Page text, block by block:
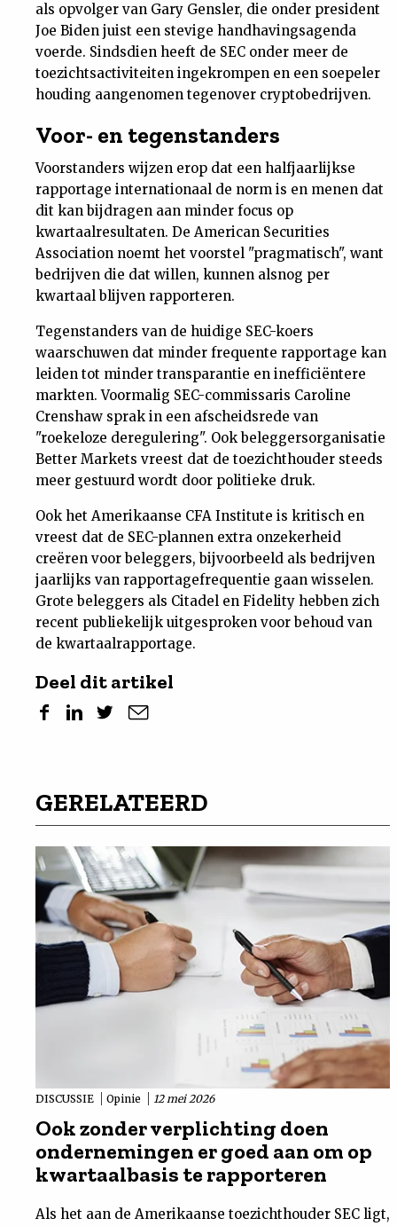
als opvolger van Gary Gensler, die onder president
Joe Biden juist een stevige handhavingsagenda
voerde. Sindsdien heeft de SEC onder meer de
toezichtsactiviteiten ingekrompen en een soepeler
houding aangenomen tegenover cryptobedrijven.
Voor- en tegenstanders
Voorstanders wijzen erop dat een halfjaarlijkse
rapportage internationaal de norm is en menen dat
dit kan bijdragen aan minder focus op
kwartaalresultaten. De American Securities
Association noemt het voorstel "pragmatisch", want
bedrijven die dat willen, kunnen alsnog per
kwartaal blijven rapporteren.
Tegenstanders van de huidige SEC-koers
waarschuwen dat minder frequente rapportage kan
leiden tot minder transparantie en inefficiëntere
markten. Voormalig SEC-commissaris Caroline
Crenshaw sprak in een afscheidsrede van
"roekeloze deregulering". Ook beleggersorganisatie
Better Markets vreest dat de toezichthouder steeds
meer gestuurd wordt door politieke druk.
Ook het Amerikaanse CFA Institute is kritisch en
vreest dat de SEC-plannen extra onzekerheid
creëren voor beleggers, bijvoorbeeld als bedrijven
jaarlijks van rapportagefrequentie gaan wisselen.
Grote beleggers als Citadel en Fidelity hebben zich
recent publiekelijk uitgesproken voor behoud van
de kwartaalrapportage.
Deel dit artikel
GERELATEERD
DISCUSSIE Opinie 12 mei 2026
Ook zonder verplichting doen
ondernemingen er goed aan om op
kwartaalbasis te rapporteren
Als het aan de Amerikaanse toezichthouder SEC ligt,